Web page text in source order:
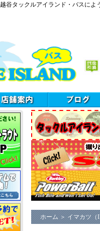
谷タックルアイランド・バスによ
ホーム ＞ イマカツ